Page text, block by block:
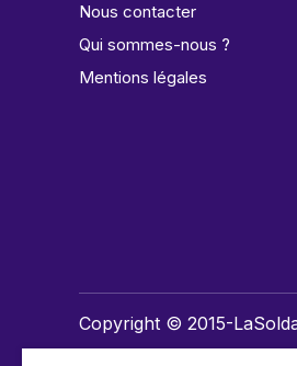
Nous contacter
Qui sommes-nous ?
Mentions légales
Copyright © 2015-